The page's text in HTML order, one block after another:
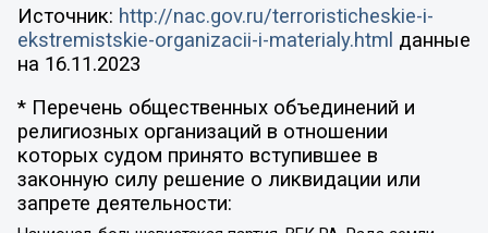
Источник: http://nac.gov.ru/terroristicheskie-i-
ekstremistskie-organizacii-i-materialy.html данные
на 16.11.2023
* Перечень общественных объединений и
религиозных организаций в отношении
которых судом принято вступившее в
законную силу решение о ликвидации или
запрете деятельности: